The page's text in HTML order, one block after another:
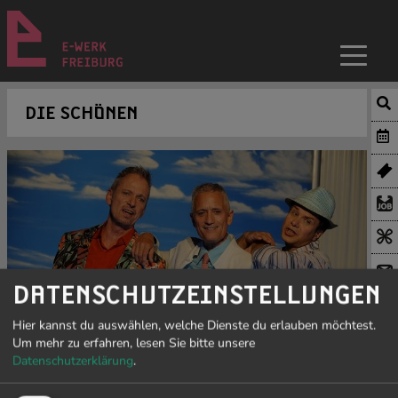
DIE SCHÖNEN
„Die Schönen / Musiktheater im E-WERK“ bringt
Theaterabende auf hohem musikalischem Niveau zur
Aufführung. Immer wieder überrascht das Ensemble das
Publikum mit extravaganten Musikprogrammen. Ihr Name
DATENSCHUTZEINSTELLUNGEN
Hier kannst du auswählen, welche Dienste du erlauben möchtest.
Um mehr zu erfahren, lesen Sie bitte unsere
Datenschutzerklärung.